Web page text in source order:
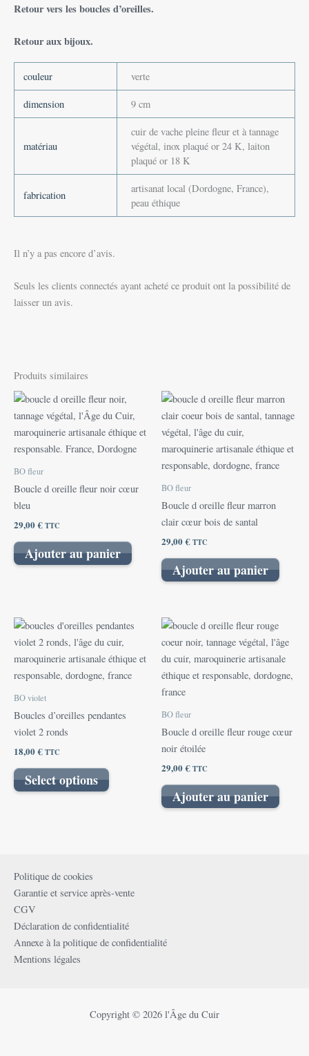
Retour vers les boucles d’oreilles.
Retour aux bijoux.
couleur verte
dimension 9 cm
matériau
cuir de vache pleine fleur et à tannage
végétal, inox plaqué or 24 K, laiton
plaqué or 18 K
fabrication
artisanat local (Dordogne, France),
peau éthique
Il n’y a pas encore d’avis.
Seuls les clients connectés ayant acheté ce produit ont la possibilité de
laisser un avis.
Produits similaires
BO fleur
Boucle d oreille fleur noir cœur
bleu
29,00€TTC
Ajouter au panier
BO fleur
Boucle d oreille fleur marron
clair cœur bois de santal
29,00€TTC
Ajouter au panier
BO violet
Boucles d’oreilles pendantes
violet 2 ronds
18,00€TTC
Select options
BO fleur
Boucle d oreille fleur rouge cœur
noir étoilée
29,00€TTC
Ajouter au panier
Politique de cookies
Garantie et service après-vente
CGV
Déclaration de confidentialité
Annexe à la politique de confidentialité
Mentions légales
Copyright © 2026 l'Âge du Cuir